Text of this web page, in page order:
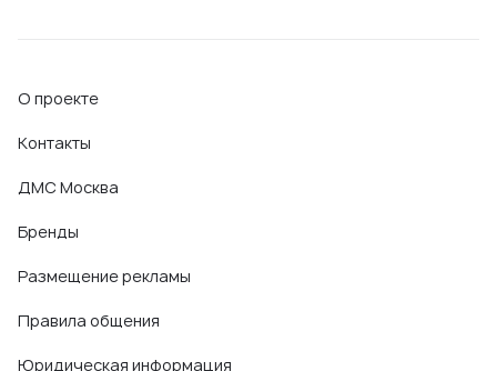
О проекте
Контакты
ДМС Москва
Бренды
Размещение рекламы
Правила общения
Юридическая информация